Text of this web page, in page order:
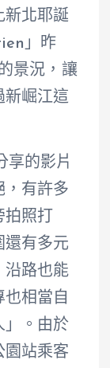
新北耶誕
」昨
景況，讓
新崛江這
的影片
，有許多
照打
還有多元
沿路也能
相當自
」。由於
園站乘客